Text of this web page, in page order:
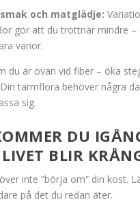
och matglädje:
gör att du tröttnar mindre –
vanor.
du är ovan vid fiber – öka
tarmflora behöver några
sig.
DU
BLIR
inte ”börja om” din kost.
på det du redan äter.